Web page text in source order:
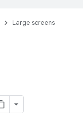
Large screens